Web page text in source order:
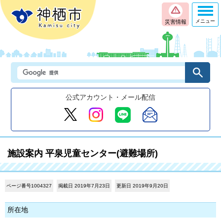
災害情報
公式アカウント・メール配信
メニュー
施設案内 平泉児童センター(避難場所)
ページ番号1004327 掲載日 2019年7月23日 更新日 2019年9月20日
所在地